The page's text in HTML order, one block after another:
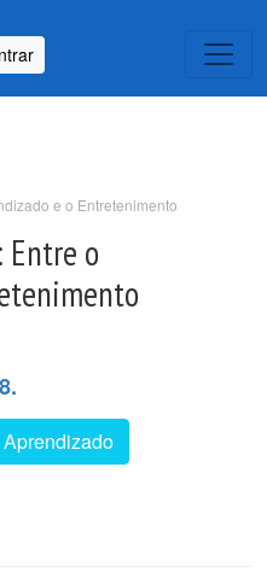
e o Entretenimento
Entre o
Aprendizado